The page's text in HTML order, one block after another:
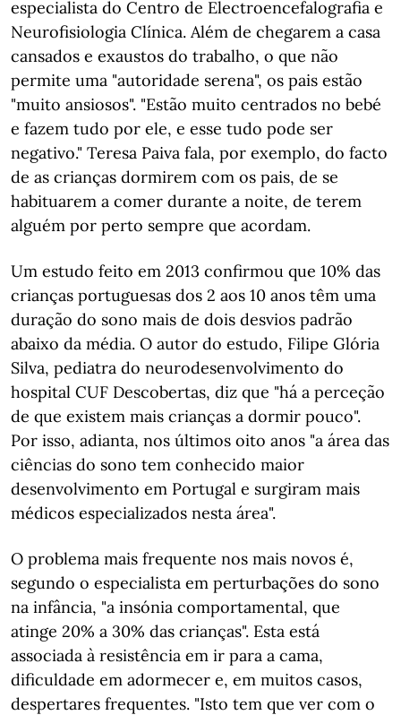
especialista do Centro de Electroencefalografia e
Neurofisiologia Clínica. Além de chegarem a casa
cansados e exaustos do trabalho, o que não
permite uma "autoridade serena", os pais estão
"muito ansiosos". "Estão muito centrados no bebé
e fazem tudo por ele, e esse tudo pode ser
negativo." Teresa Paiva fala, por exemplo, do facto
de as crianças dormirem com os pais, de se
habituarem a comer durante a noite, de terem
alguém por perto sempre que acordam.
Um estudo feito em 2013 confirmou que 10% das
crianças portuguesas dos 2 aos 10 anos têm uma
duração do sono mais de dois desvios padrão
abaixo da média. O autor do estudo, Filipe Glória
Silva, pediatra do neurodesenvolvimento do
hospital CUF Descobertas, diz que "há a perceção
de que existem mais crianças a dormir pouco".
Por isso, adianta, nos últimos oito anos "a área das
ciências do sono tem conhecido maior
desenvolvimento em Portugal e surgiram mais
médicos especializados nesta área".
O problema mais frequente nos mais novos é,
segundo o especialista em perturbações do sono
na infância, "a insónia comportamental, que
atinge 20% a 30% das crianças". Esta está
associada à resistência em ir para a cama,
dificuldade em adormecer e, em muitos casos,
despertares frequentes. "Isto tem que ver com o